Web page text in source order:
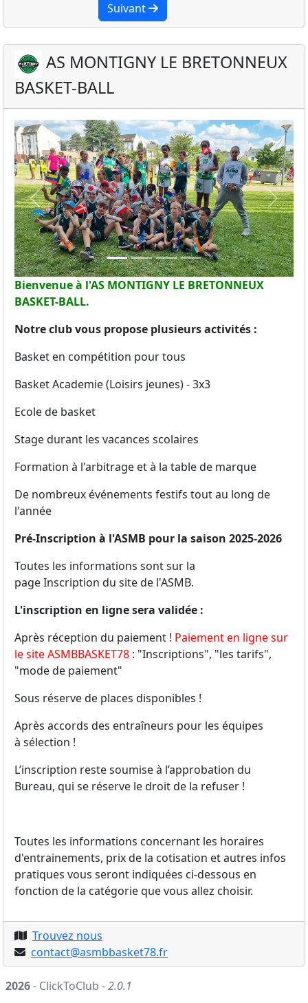
Suivant
AS MONTIGNY LE BRETONNEUX
BASKET-BALL
Previous Next
Bienvenue à l'AS MONTIGNY LE BRETONNEUX
BASKET-BALL.
Notre club vous propose plusieurs activités :
Basket en compétition pour tous
Basket Academie (Loisirs jeunes) - 3x3
Ecole de basket
Stage durant les vacances scolaires
Formation à l'arbitrage et à la table de marque
De nombreux événements festifs tout au long de
l'année
Pré-Inscription à l'ASMB pour la saison 2025-2026
Toutes les informations sont sur la
page Inscription du site de l'ASMB.
L'inscription en ligne sera validée :
Après réception du paiement ! Paiement en ligne sur
le site ASMBBASKET78 : "Inscriptions", "les tarifs",
"mode de paiement"
Sous réserve de places disponibles !
Après accords des entraîneurs pour les équipes
à sélection !
L’inscription reste soumise à l’approbation du
Bureau, qui se réserve le droit de la refuser !
Toutes les informations concernant les horaires
d'entrainements, prix de la cotisation et autres infos
pratiques vous seront indiquées ci-dessous en
fonction de la catégorie que vous allez choisir.
Trouvez nous
contact@asmbbasket78.fr
2026- ClickToClub -2.0.1